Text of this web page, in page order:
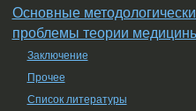
Основные
проблемы теории
Заключение
Прочее
Список литературы